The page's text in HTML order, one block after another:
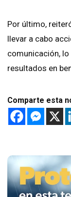
Por último,
llevar a cabo
comunicación,
resultados en
Comparte esta